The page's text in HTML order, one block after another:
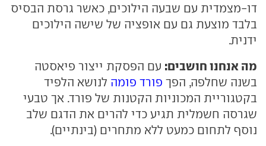
דו-מצמדית עם שבעה הילוכים, כאשר גרסת הבסיס
בלבד מוצעת גם עם אופציה של שישה הילוכים
ידנית.
מה אנחנו חושבים: עם הפסקת ייצור פיאסטה
בשנה שחלפה, הפך פורד פומה לנושא הלפיד
בקטגוריית המכוניות הקטנות של פורד. אך טבעי
שגרסה חשמלית תגיע כדי להרים את הדגם שלב
נוסף לתחום כמעט ללא מתחרים (בינתיים).